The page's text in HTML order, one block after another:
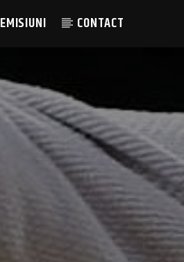
EMISIUNI CONTACT